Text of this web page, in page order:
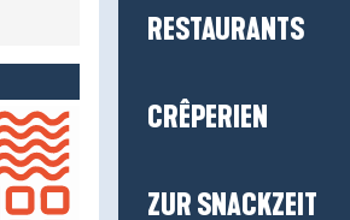
RESTAURANTS
CRÊPERIEN
ZUR SNACKZEIT